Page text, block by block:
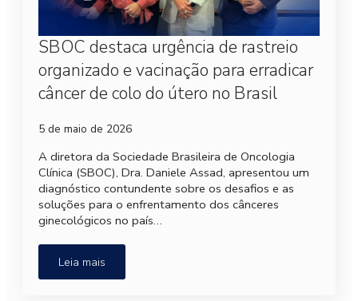
SBOC destaca urgência de rastreio
organizado e vacinação para erradicar
câncer de colo do útero no Brasil
5 de maio de 2026
A diretora da Sociedade Brasileira de Oncologia
Clínica (SBOC), Dra. Daniele Assad, apresentou um
diagnóstico contundente sobre os desafios e as
soluções para o enfrentamento dos cânceres
ginecológicos no país…
Leia mais